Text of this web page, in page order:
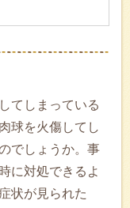
てしまっている
球を火傷してし
でしょうか。事
に対処できるよ
状が見られた